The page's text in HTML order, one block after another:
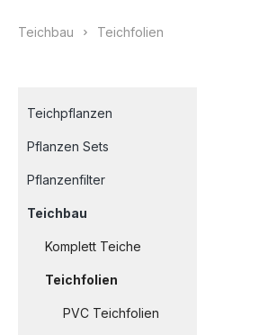
Teichbau Teichfolien
Teichpflanzen
Pflanzen Sets
Pflanzenfilter
Teichbau
Komplett Teiche
Teichfolien
PVC Teichfolien